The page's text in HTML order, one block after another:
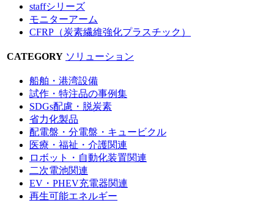
staffシリーズ
モニターアーム
CFRP（炭素繊維強化プラスチック）
CATEGORY ソリューション
船舶・港湾設備
試作・特注品の事例集
SDGs配慮・脱炭素
省力化製品
配電盤・分電盤・キュービクル
医療・福祉・介護関連
ロボット・自動化装置関連
二次電池関連
EV・PHEV充電器関連
再生可能エネルギー